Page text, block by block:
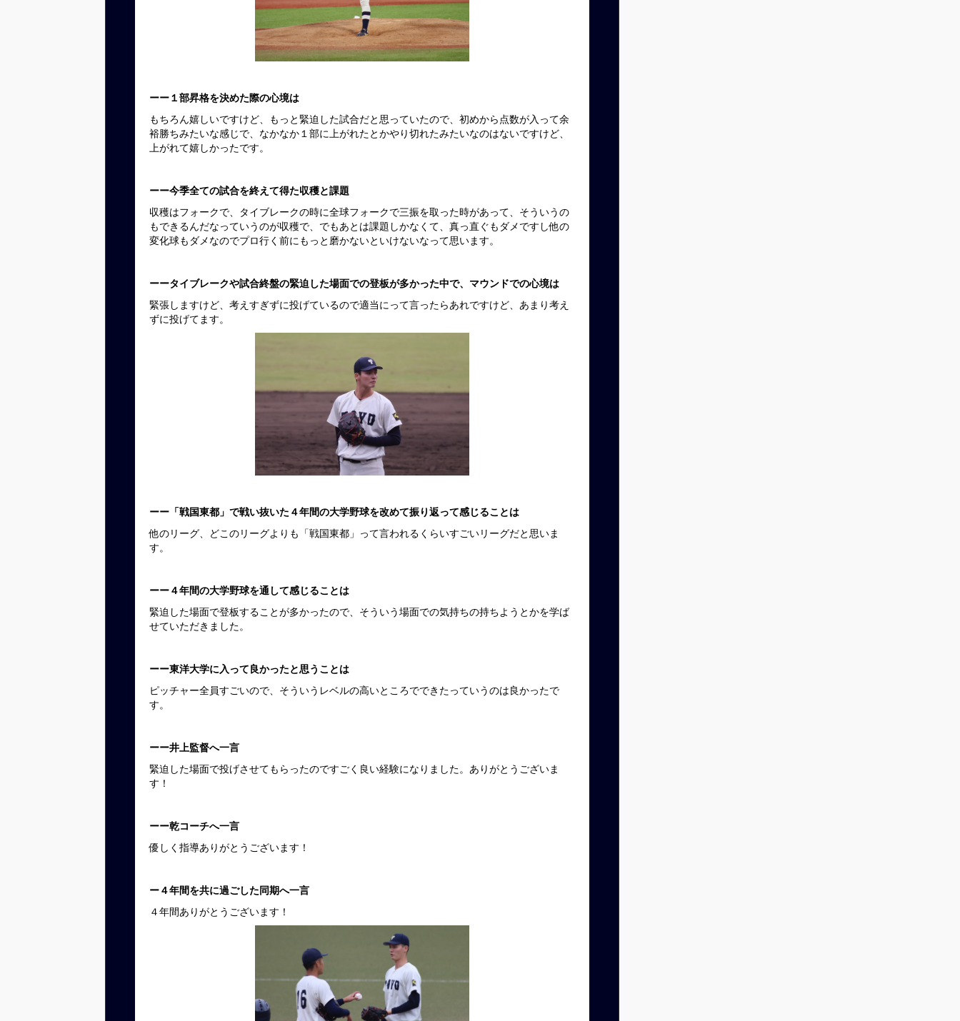
ーー１部昇格を決めた際の心境は
もちろん嬉しいですけど、もっと緊迫した試合だと思っていたので、初めから点数が入って余
裕勝ちみたいな感じで、なかなか１部に上がれたとかやり切れたみたいなのはないですけど、
上がれて嬉しかったです。
ーー今季全ての試合を終えて得た収穫と課題
収穫はフォークで、タイブレークの時に全球フォークで三振を取った時があって、そういうの
もできるんだなっていうのが収穫で、でもあとは課題しかなくて、真っ直ぐもダメですし他の
変化球もダメなのでプロ行く前にもっと磨かないといけないなって思います。
ーータイブレークや試合終盤の緊迫した場面での登板が多かった中で、マウンドでの心境は
緊張しますけど、考えすぎずに投げているので適当にって言ったらあれですけど、あまり考え
ずに投げてます。
ーー「戦国東都」で戦い抜いた４年間の大学野球を改めて振り返って感じることは
他のリーグ、どこのリーグよりも「戦国東都」って言われるくらいすごいリーグだと思いま
す。
ーー４年間の大学野球を通して感じることは
緊迫した場面で登板することが多かったので、そういう場面での気持ちの持ちようとかを学ば
せていただきました。
ーー東洋大学に入って良かったと思うことは
ピッチャー全員すごいので、そういうレベルの高いところでできたっていうのは良かったで
す。
ーー井上監督へ一言
緊迫した場面で投げさせてもらったのですごく良い経験になりました。ありがとうございま
す！
ーー乾コーチへ一言
優しく指導ありがとうございます！
ー４年間を共に過ごした同期へ一言
４年間ありがとうございます！